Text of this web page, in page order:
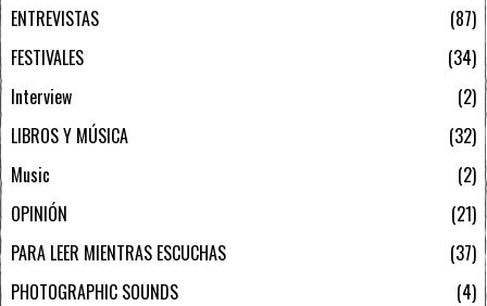
ENTREVISTAS
87
FESTIVALES
34
Interview
2
LIBROS Y MÚSICA
32
Music
2
OPINIÓN
21
PARA LEER MIENTRAS ESCUCHAS
37
PHOTOGRAPHIC SOUNDS
4